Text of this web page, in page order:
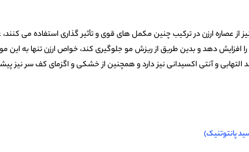
از عصاره ارزن در ترکیب چنین مکمل های قوی و تأثیر گذاری استفاده می
افزایش دهد و بدین طریق از ریزش مو جلوگیری کند، خواص ارزن تنها به این
و آنتی اکسیدانی نیز دارد و همچنین از خشکی و اگزمای کف سر نیز